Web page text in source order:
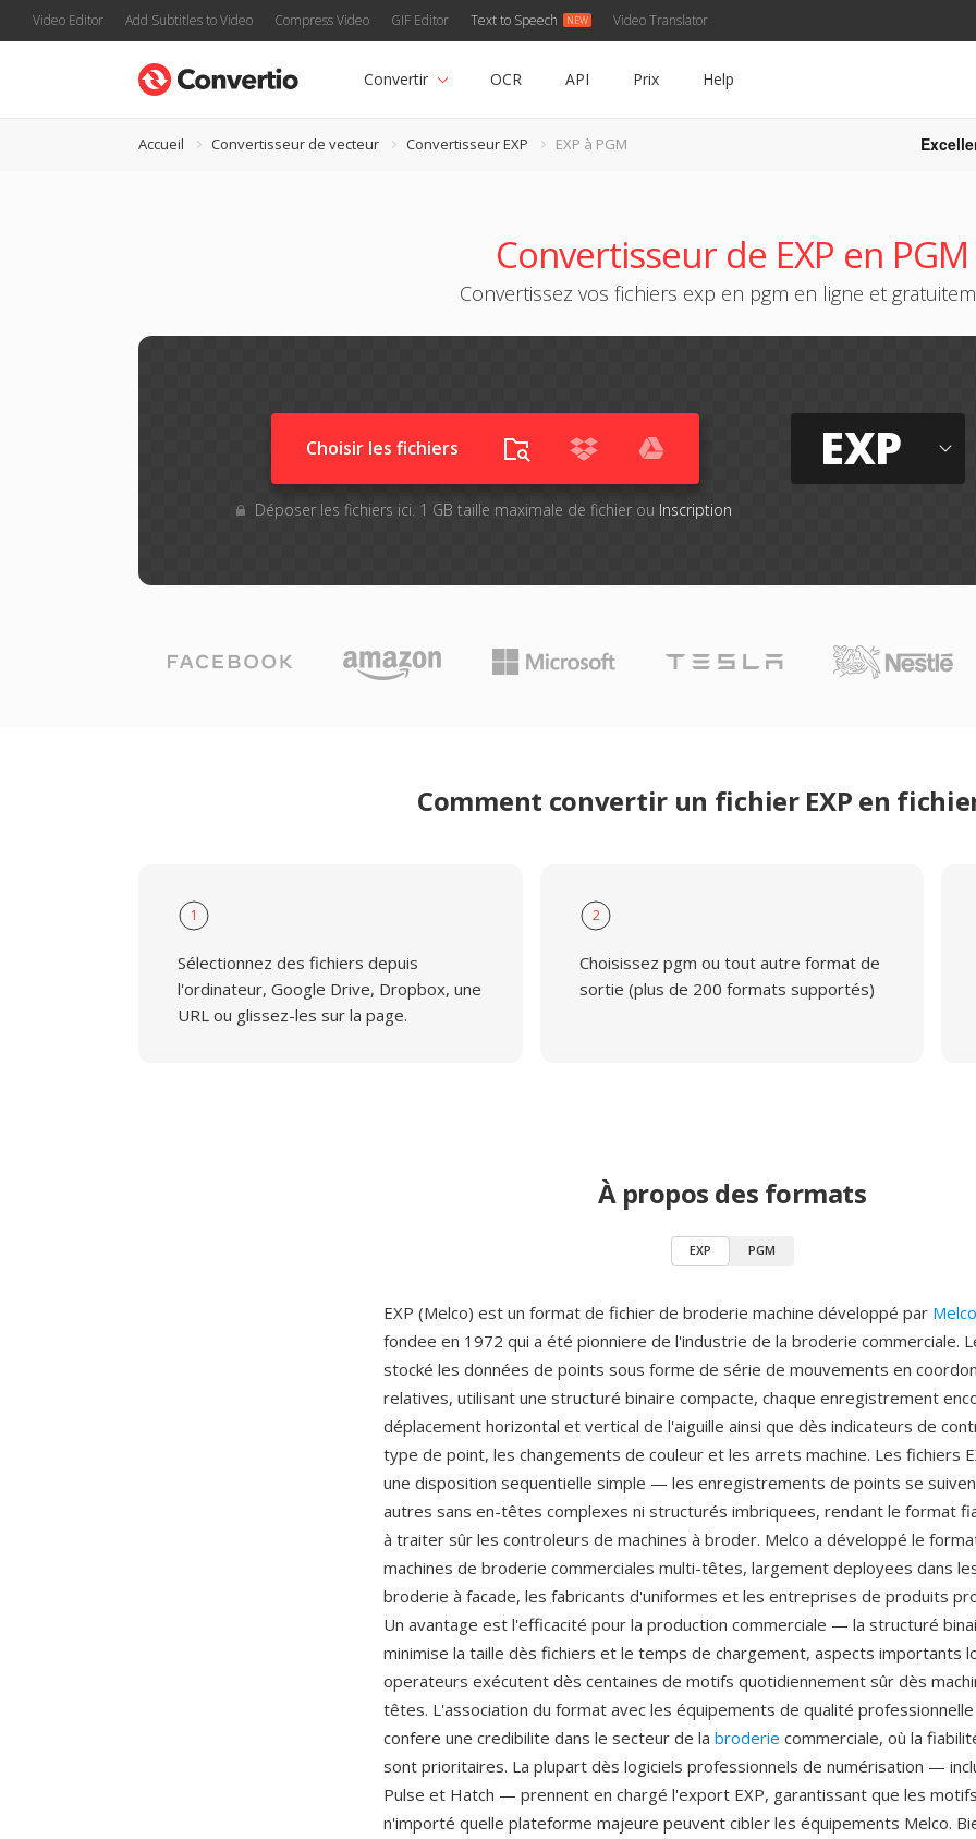
Video Editor Add Subtitles to Video Compress Video GIF Editor Text to Speech Video Translator
Convertir OCR API Prix Help
Accueil Convertisseur de vecteur Convertisseur EXP EXP à PGM
Convertisseur de EXP en PGM
Convertissez vos fichiers exp en pgm en ligne et
Choisir les fichiers
Déposer les fichiers ici. 1 GB taille maximale de fichier ou Inscription
EXP
Comment convertir un fichier EXP en
1
Sélectionnez des fichiers depuis
l'ordinateur, Google Drive, Dropbox, une
URL ou glissez-les sur la page.
2
Choisissez pgm ou tout autre format de
sortie (plus de 200 formats supportés)
À propos des formats
EXP PGM
EXP (Melco) est un format de fichier de broderie machine développé par Melco
fondee en 1972 qui a été pionniere de l'industrie de la broderie commerciale.
stocké les données de points sous forme de série de mouvements en
relatives, utilisant une structuré binaire compacte, chaque enregistrement
déplacement horizontal et vertical de l'aiguille ainsi que dès indicateurs de
type de point, les changements de couleur et les arrets machine. Les fichiers
une disposition sequentielle simple — les enregistrements de points se
autres sans en-têtes complexes ni structurés imbriquees, rendant le format
à traiter sûr les controleurs de machines à broder. Melco a développé le
machines de broderie commerciales multi-têtes, largement deployees dans
broderie à facade, les fabricants d'uniformes et les entreprises de produits
Un avantage est l'efficacité pour la production commerciale — la structuré
minimise la taille dès fichiers et le temps de chargement, aspects importants
operateurs exécutent dès centaines de motifs quotidiennement sûr dès
têtes. L'association du format avec les équipements de qualité
confere une credibilite dans le secteur de la broderie commerciale, où la
sont prioritaires. La plupart dès logiciels professionnels de numérisation —
Pulse et Hatch — prennent en chargé l'export EXP, garantissant que les
n'importé quelle plateforme majeure peuvent cibler les équipements Melco.